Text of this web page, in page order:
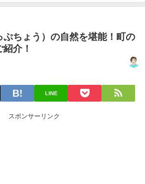
ぷちょう）の自然を堪能！町の
介！
LINE
スポンサーリンク